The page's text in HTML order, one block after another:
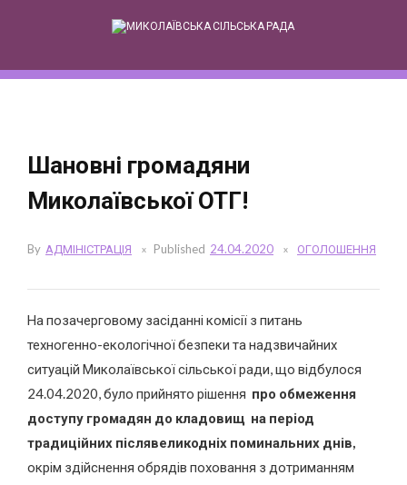
to
Шановні громадяни
Миколаївської ОТГ!
By АДМІНІСТРАЦІЯ Published 24.04.2020 ОГОЛОШЕННЯ
На позачерговому засіданні комісії з питань
техногенно-екологічної безпеки та надзвичайних
ситуацій Миколаївської сільської ради, що відбулося
24.04.2020, було прийнято рішення про обмеження
доступу громадян до кладовищ на період
традиційних післявеликодніх поминальних днів,
окрім здійснення обрядів поховання з дотриманням